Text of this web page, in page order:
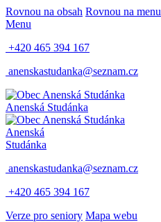
Rovnou na obsah Rovnou na menu
Menu
+420 465 394 167
anenskastudanka@seznam.cz
Anenská Studánka
Anenská
Studánka
anenskastudanka@seznam.cz
+420 465 394 167
Verze pro seniory Mapa webu